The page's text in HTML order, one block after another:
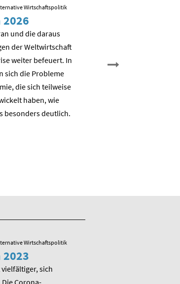
Wirtschaftspolitik
und die daraus
der Weltwirtschaft
weiter befeuert. In
sich die Probleme
die sich teilweise
haben, wie
besonders deutlich.
Nicht Deindustrialisierung,
Wirtschaftspolitik
sich